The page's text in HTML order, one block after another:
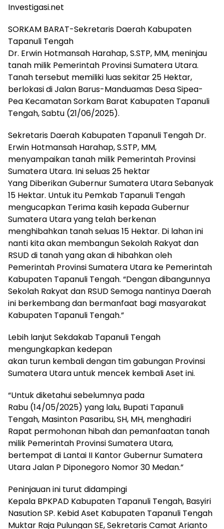
Investigasi.net
SORKAM BARAT-Sekretaris Daerah Kabupaten
Tapanuli Tengah
Dr. Erwin Hotmansah Harahap, S.STP, MM, meninjau
tanah milik Pemerintah Provinsi Sumatera Utara.
Tanah tersebut memiliki luas sekitar 25 Hektar,
berlokasi di Jalan Barus-Manduamas Desa Sipea-
Pea Kecamatan Sorkam Barat Kabupaten Tapanuli
Tengah, Sabtu (21/06/2025).
Sekretaris Daerah Kabupaten Tapanuli Tengah Dr.
Erwin Hotmansah Harahap, S.STP, MM,
menyampaikan tanah milik Pemerintah Provinsi
Sumatera Utara. Ini seluas 25 hektar
Yang Diberikan Gubernur Sumatera Utara Sebanyak
15 Hektar. Untuk itu Pemkab Tapanuli Tengah
mengucapkan Terima kasih kepada Gubernur
Sumatera Utara yang telah berkenan
menghibahkan tanah seluas 15 Hektar. Di lahan ini
nanti kita akan membangun Sekolah Rakyat dan
RSUD di tanah yang akan di hibahkan oleh
Pemerintah Provinsi Sumatera Utara ke Pemerintah
Kabupaten Tapanuli Tengah. “Dengan dibangunnya
Sekolah Rakyat dan RSUD Semoga nantinya Daerah
ini berkembang dan bermanfaat bagi masyarakat
Kabupaten Tapanuli Tengah.”
Lebih lanjut Sekdakab Tapanuli Tengah
mengungkapkan kedepan
akan turun kembali dengan tim gabungan Provinsi
Sumatera Utara untuk mencek kembali Aset ini.
“Untuk diketahui sebelumnya pada
Rabu (14/05/2025) yang lalu, Bupati Tapanuli
Tengah, Masinton Pasaribu, SH, MH, menghadiri
Rapat permohonan hibah dan pemanfaatan tanah
milik Pemerintah Provinsi Sumatera Utara,
bertempat di Lantai II Kantor Gubernur Sumatera
Utara Jalan P Diponegoro Nomor 30 Medan.”
Peninjauan ini turut didampingi
Kepala BPKPAD Kabupaten Tapanuli Tengah, Basyiri
Nasution SP. Kebid Aset Kabupaten Tapanuli Tengah
Muktar Raja Pulungan SE, Sekretaris Camat Arianto